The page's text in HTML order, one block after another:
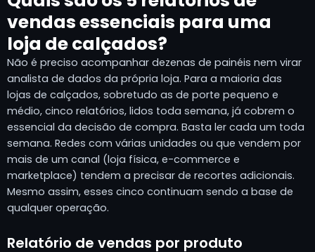
vendas essenciais para uma
loja de calçados?
Não é preciso acompanhar dezenas de painéis nem virar
analista de dados da própria loja. Para a maioria das
lojas de calçados, sobretudo as de porte pequeno e
médio, cinco relatórios, lidos toda semana, já cobrem o
essencial da decisão de compra. Basta ler cada um toda
semana. Redes com várias unidades ou que vendem por
mais de um canal (loja física, e-commerce e
marketplace) tendem a precisar de recortes adicionais.
Mesmo assim, esses cinco continuam sendo a base de
qualquer operação.
Relatório de vendas por produto